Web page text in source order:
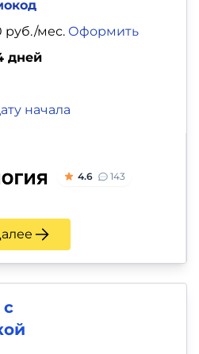
дней
руб./мес. Оформить
начала
4.6 143
с